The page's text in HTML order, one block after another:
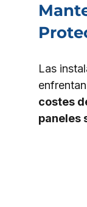
Las
costes
paneles